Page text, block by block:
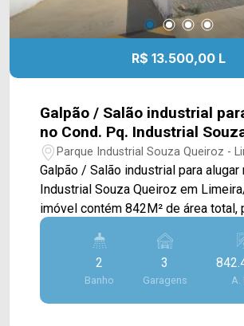
R$ 13.500,00 L
Galpão / Salão industrial
no Cond. Pq. Industrial
em Limeira/SP
Parque Industrial Souza Queiroz -
Galpão / Salão industrial para alugar
Industrial Souza Queiroz em Limeira/SP.
imóvel contém 842M² de área total,
um amplo salão, salas privativas e
02 banheiros sociais; > 03 vagas
Localizado no bairro Parque
Queiroz, este condomínio está
Francisco Teixeira Martins, Estrada
2
Banho
3
Garagens A.